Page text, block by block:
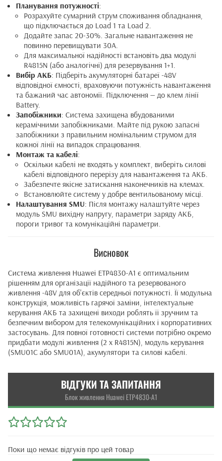
Планування потужності:
Розрахуйте сумарний струм споживання обладнання,
що підключається до Load 1 та Load 2.
Додайте запас 20-30%. Загальне навантаження не
повинно перевищувати 30А.
Для максимальної надійності встановіть два модулі
R4815N (або аналогічні) для резервування 1+1.
Вибір АКБ: Підберіть акумуляторні батареї -48V
відповідної ємності, враховуючи потужність навантаження
та бажаний час автономії. Підключення — до клем лінії
Battery.
Запобіжники: Система захищена вбудованими
керамічними запобіжниками. Майте під рукою запасні
запобіжники з правильним номінальним струмом для
кожної лінії на випадок спрацювання.
Монтаж та кабелі:
Оскільки кабелі не входять у комплект, виберіть силові
кабелі відповідного перерізу для навантаження та АКБ.
Забезпечте якісне затискання наконечників на клемах.
Встановлюйте систему у добре вентильованому місці.
Налаштування SMU: Після монтажу налаштуйте через
модуль SMU вихідну напругу, параметри заряду АКБ,
пороги тривог та комунікаційні параметри.
Висновок
Система живлення Huawei ETP4830-A1 є оптимальним
рішенням для організації надійного та резервованого
живлення -48V для об'єктів середньої потужності. Її модульна
конструкція, можливість гарячої заміни, інтелектуальне
керування АКБ та захищені виходи роблять її зручним та
безпечним вибором для телекомунікаційних і корпоративних
застосувань. Для повної готовності системи потрібно окремо
придбати модулі живлення (2 x R4815N), модуль керування
(SMU01C або SMU01A), акумулятори та силові кабелі.
ВІДГУКИ ТА ЗАПИТАННЯ
Блок живлення Huawei ETP4830-A1
Поки що немає відгуків про цей товар